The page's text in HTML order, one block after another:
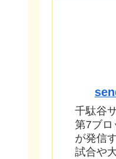
千駄谷
第7ブロ
が発信
試合や